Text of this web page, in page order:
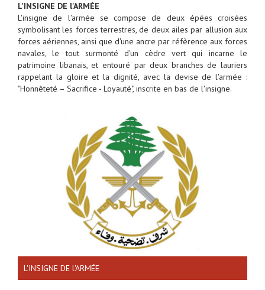
L'INSIGNE DE l'ARMÉE
L'insigne de l'armée se compose de deux épées croisées
symbolisant les forces terrestres, de deux ailes par allusion aux
forces aériennes, ainsi que d'une ancre par réfèrence aux forces
navales, le tout surmonté d'un cèdre vert qui incarne le
patrimoine libanais, et entouré par deux branches de lauriers
rappelant la gloire et la dignité, avec la devise de l'armée :
"Honnêteté – Sacrifice - Loyauté", inscrite en bas de l'insigne.
L'INSIGNE DE l'ARMÉE